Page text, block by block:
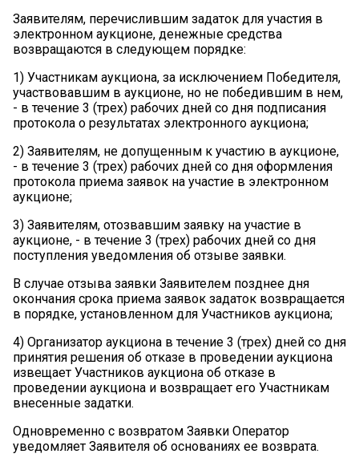
Заявителям, перечислившим задаток для участия в
электронном аукционе, денежные средства
возвращаются в следующем порядке:
1) Участникам аукциона, за исключением Победителя,
участвовавшим в аукционе, но не победившим в нем,
- в течение 3 (трех) рабочих дней со дня подписания
протокола о результатах электронного аукциона;
2) Заявителям, не допущенным к участию в аукционе,
- в течение 3 (трех) рабочих дней со дня оформления
протокола приема заявок на участие в электронном
аукционе;
3) Заявителям, отозвавшим заявку на участие в
аукционе, - в течение 3 (трех) рабочих дней со дня
поступления уведомления об отзыве заявки.
В случае отзыва заявки Заявителем позднее дня
окончания срока приема заявок задаток возвращается
в порядке, установленном для Участников аукциона;
4) Организатор аукциона в течение 3 (трех) дней со дня
принятия решения об отказе в проведении аукциона
извещает Участников аукциона об отказе в
проведении аукциона и возвращает его Участникам
внесенные задатки.
Одновременно с возвратом Заявки Оператор
уведомляет Заявителя об основаниях ее возврата.